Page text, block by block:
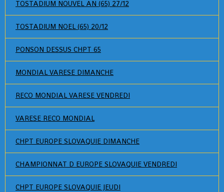
TOSTADIUM NOUVEL AN (65) 27/12
TOSTADIUM NOEL (65) 20/12
PONSON DESSUS CHPT 65
MONDIAL VARESE DIMANCHE
RECO MONDIAL VARESE VENDREDI
VARESE RECO MONDIAL
CHPT EUROPE SLOVAQUIE DIMANCHE
CHAMPIONNAT D EUROPE SLOVAQUIE VENDREDI
CHPT EUROPE SLOVAQUIE JEUDI